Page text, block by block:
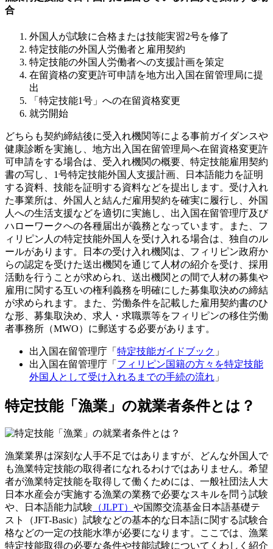
合
外国人が試験に合格または技能実習2号を修了
特定技能の外国人労働者と雇用契約
特定技能の外国人労働者への支援計画を策定
在留資格の変更許可申請を地方出入国在留管理局に提
出
「特定技能1号」への在留資格変更
就労開始
どちらも契約締結後に受入れ機関等による事前ガイダンスや
健康診断を実施し、地方出入国在留管理局へ在留資格変更許
可申請をする場合は、受入れ機関の概要、特定技能雇用契約
書の写し、1号特定技能外国人支援計画、日本語能力を証明
する資料、技能を証明する資料などを提出します。受け入れ
た事業所は、外国人と結んだ雇用契約を確実に履行し、外国
人への生活支援などを適切に実施し、出入国在留管理庁及び
ハローワークへの各種届出が義務となっています。また、フ
ィリピン人の特定技能外国人を受け入れる場合は、独自のル
ールがあります。日本の受け入れ機関は、フィリピン政府か
らの認定を受けた送出機関を通じて人材の紹介を受け、採用
活動を行うことが求められ、送出機関との間で人材の募集や
雇用に関する互いの権利義務を明確にした募集取決めの締結
が求められます。また、労働条件を記載した雇用契約書のひ
な形、募集取決め、求人・求職票等をフィリピンの移住労働
者事務所（MWO）に郵送する必要があります。
出入国在留管理庁「 特定技能ガイドブック 」
出入国在留管理庁「 フィリピン国籍の方々を特定技能
外国人として受け入れるまでの手続の流れ 」
特定技能「漁業」の就業者条件とは？
漁業業界は深刻な人手不足ではありますが、どんな外国人で
も漁業特定技能の取得者になれるわけではありません。希望
者が漁業特定技能を取得して働くためには、一般社団法人大
日本水産会が実施する漁業の業務で必要なスキルを問う試験
や、日本語能力試験 （JLPT） や国際交流基金日本語基礎テ
スト（JFT-Basic）試験などの基本的な日本語に関する試験合
格などの一定の技能水準が必要になります。ここでは、漁業
特定技能取得の必要な条件や技能試験についてくわしく紹介